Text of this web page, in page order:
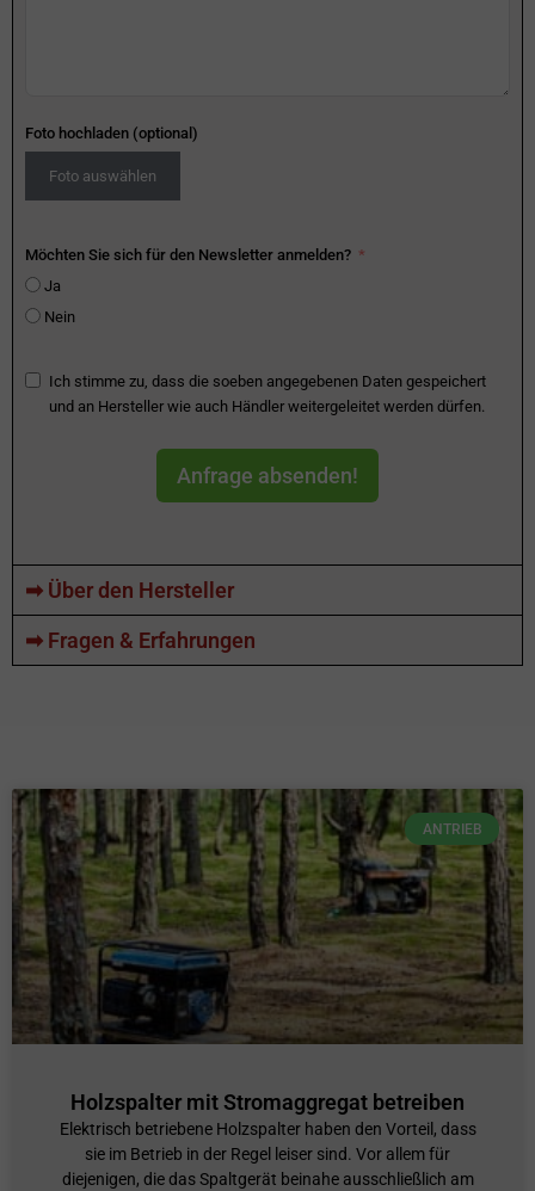
Foto hochladen (optional)
Foto auswählen
Möchten Sie sich für den Newsletter anmelden?
Ja
Nein
Ich stimme zu, dass die soeben angegebenen Daten gespeichert
und an Hersteller wie auch Händler weitergeleitet werden dürfen.
Anfrage absenden!
➡ Über den Hersteller
➡ Fragen & Erfahrungen
ANTRIEB
Holzspalter mit Stromaggregat betreiben
Elektrisch betriebene Holzspalter haben den Vorteil, dass
sie im Betrieb in der Regel leiser sind. Vor allem für
diejenigen, die das Spaltgerät beinahe ausschließlich am